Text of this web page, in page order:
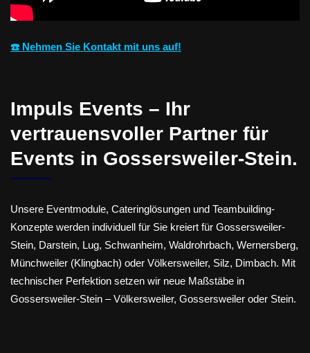
☎️ Nehmen Sie Kontakt mit uns auf!
Impuls Events – Ihr
vertrauensvoller Partner für
Events in Gossersweiler-Stein.
Unsere Eventmodule, Cateringlösungen und Teambuilding-
Konzepte werden individuell für Sie kreiert für Gossersweiler-
Stein, Darstein, Lug, Schwanheim, Waldrohrbach, Wernersberg,
Münchweiler (Klingbach) oder Völkersweiler, Silz, Dimbach. Mit
technischer Perfektion setzen wir neue Maßstäbe in
Gossersweiler-Stein – Völkersweiler, Gossersweiler oder Stein.